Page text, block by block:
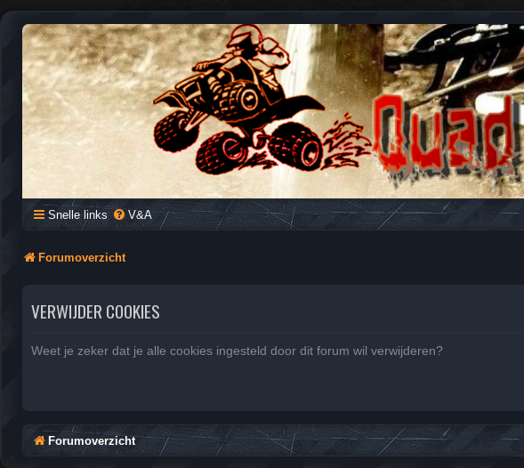
QUAD FORUM NEDERLAND
Het Quad Forum van Nederland en Vlaanderen, voor al je vragen en antwoorden over
Snelle links V&A
Forumoverzicht
VERWIJDER COOKIES
Weet je zeker dat je alle cookies ingesteld door dit forum wil verwijderen?
Forumoverzicht